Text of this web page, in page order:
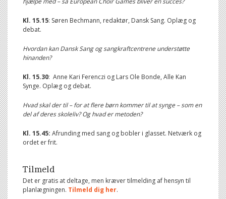
Kl. 15.15: Søren Bechmann, redaktør, Dansk Sang. Oplæg og
debat.
Hvordan kan Dansk Sang og sangkraftcentrene understøtte
hinanden?
Kl. 15.30: Anne Kari Ferenczi og Lars Ole Bonde, Alle Kan
Synge. Oplæg og debat.
Hvad skal der til – for at flere børn kommer til at synge – som en
del af deres skoleliv? Og hvad er metoden?
Kl. 15.45: Afrunding med sang og bobler i glasset. Netværk og
ordet er frit.
Tilmeld
Det er gratis at deltage, men kræver tilmelding af hensyn til
planlægningen. Tilmeld dig her.